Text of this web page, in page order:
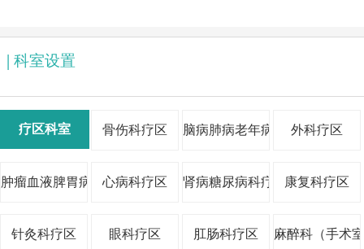
| 科室设置
疗区科室 骨伤科疗区 脑病肺病老年病科疗区外科疗区
肿瘤血液脾胃病疗区心病科疗区 肾病糖尿病科疗区康复科疗区
针灸科疗区 眼科疗区 肛肠科疗区 麻醉科（手术
吕丽红丨主任医师 杨兆辉